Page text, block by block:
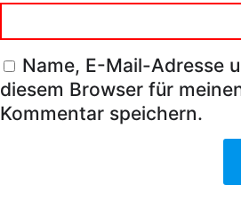
Name, E-Mail-Adresse
diesem Browser für
Kommentar speichern.